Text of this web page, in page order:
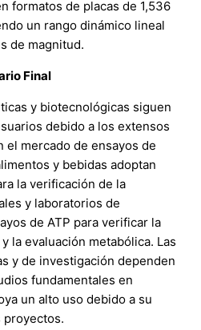
formatos de placas de 1,536
un rango dinámico lineal
de magnitud.
Final
y biotecnológicas siguen
debido a los extensos
el mercado de ensayos de
y bebidas adoptan
la verificación de la
y laboratorios de
de ATP para verificar la
la evaluación metabólica. Las
y de investigación dependen
fundamentales en
un alto uso debido a su